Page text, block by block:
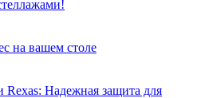
на вашем столе
Rexas: Надежная защита для